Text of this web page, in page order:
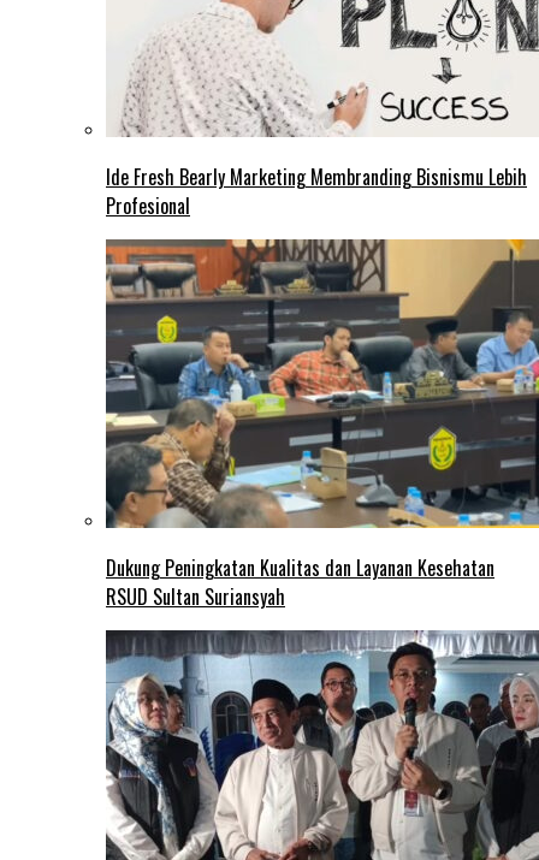
Ide Fresh Bearly Marketing Membranding Bisnismu Lebih
Profesional
Dukung Peningkatan Kualitas dan Layanan Kesehatan
RSUD Sultan Suriansyah